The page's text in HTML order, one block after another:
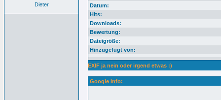
Dieter
Datum:
Hits:
Downloads:
Bewertung:
Dateigröße:
Hinzugefügt von:
EXIF ja nein oder irgend etwas :)
Google Info: